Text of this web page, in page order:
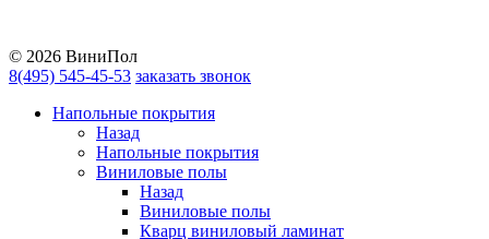
© 2026 ВиниПол
8(495) 545-45-53 заказать звонок
Напольные покрытия
Назад
Напольные покрытия
Виниловые полы
Назад
Виниловые полы
Кварц виниловый ламинат